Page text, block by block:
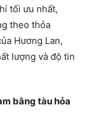
tối ưu nhất,
theo thỏa
Hương Lan,
lượng và độ tin
bằng tàu hỏa